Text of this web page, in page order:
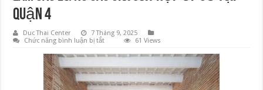
Quận 4
Duc Thai Center
7 Tháng 9, 2025
Chức năng bình luận bị tắtở
gác
gác
sắt
61 Views